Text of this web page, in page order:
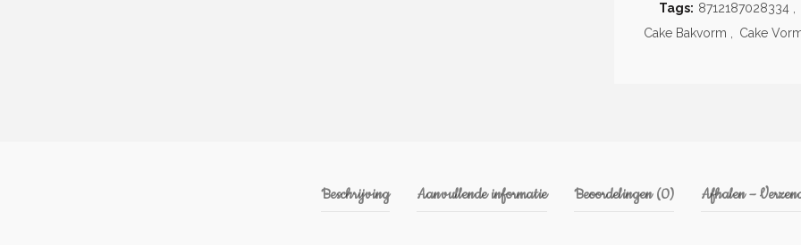
Tags: 8712187028334
Cake Bakvorm
Cake
Beschrijving Aanvullende informatie Beoordelingen (0) Afhalen –